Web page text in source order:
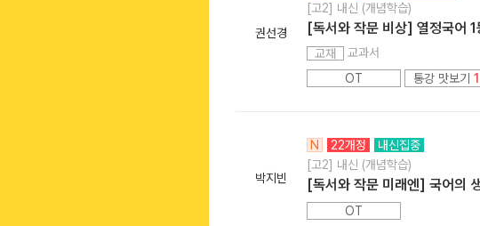
권선경
[고2] 내신 (개념학습)
[독서와 작문 비상] 열정국어 1
교재
교과서
OT
통강 맛보기 1
박지빈
N 22개정
내신집중
[고2] 내신 (개념학습)
[독서와 작문 미래엔] 국어의
OT